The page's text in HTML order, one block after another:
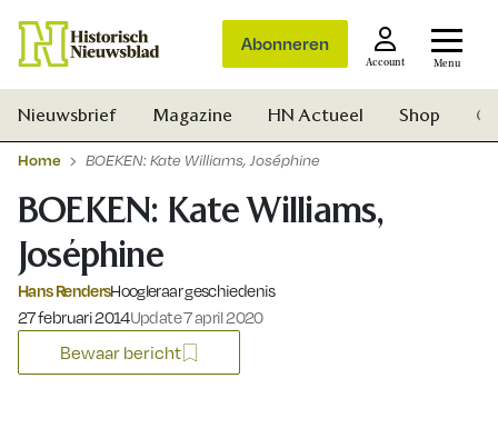
Abonneren
Account Menu
Nieuwsbrief Magazine HN Actueel Shop
Home BOEKEN: Kate Williams, Joséphine
BOEKEN: Kate Williams,
Joséphine
Hans RendersHoogleraar geschiedenis
Gepubliceerd op:
27 februari 2014Update 7 april 2020
Bewaar bericht